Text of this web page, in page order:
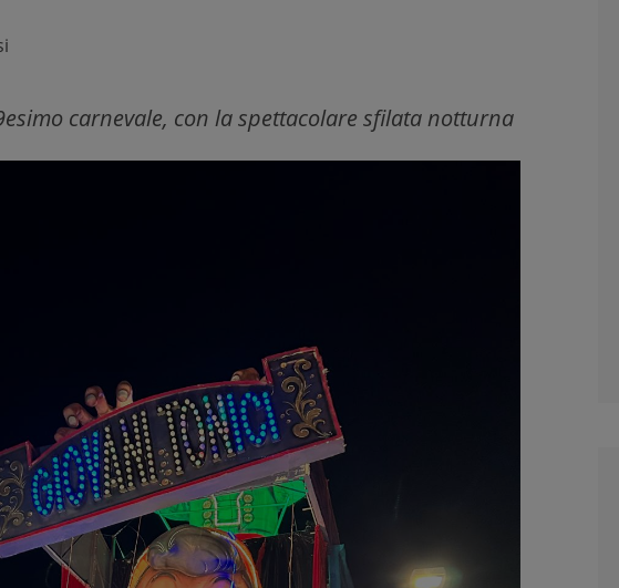
carnevale, con la spettacolare sfilata notturna